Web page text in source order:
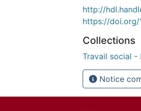
http://
https://doi.org/
Collections
Travail social -
Notice